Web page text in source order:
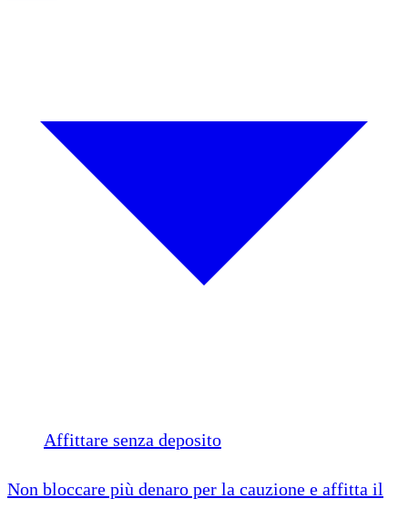
Affittare senza deposito
Non bloccare più denaro per la cauzione e affitta il